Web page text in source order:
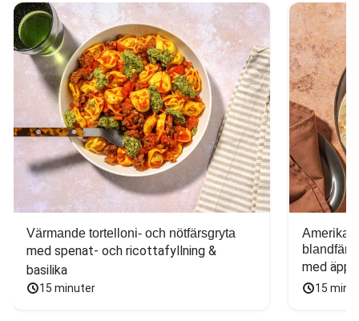
Värmande tortelloni- och nötfärsgryta
med spenat- och ricottafyllning &
basilika
15 minuter
blandfärs
med
15